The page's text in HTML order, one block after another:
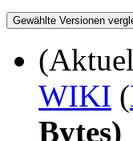
WIKI (
Bytes)